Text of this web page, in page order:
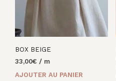
BOX BEIGE
33,00€ / m
AJOUTER AU PANIER